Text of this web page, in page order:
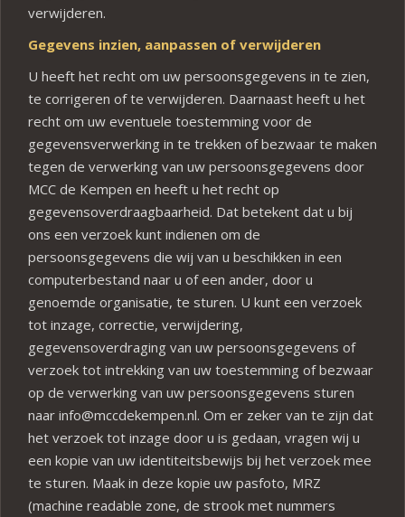
verwijderen.
Gegevens inzien, aanpassen of verwijderen
U heeft het recht om uw persoonsgegevens in te zien,
te corrigeren of te verwijderen. Daarnaast heeft u het
recht om uw eventuele toestemming voor de
gegevensverwerking in te trekken of bezwaar te maken
tegen de verwerking van uw persoonsgegevens door
MCC de Kempen en heeft u het recht op
gegevensoverdraagbaarheid. Dat betekent dat u bij
ons een verzoek kunt indienen om de
persoonsgegevens die wij van u beschikken in een
computerbestand naar u of een ander, door u
genoemde organisatie, te sturen. U kunt een verzoek
tot inzage, correctie, verwijdering,
gegevensoverdraging van uw persoonsgegevens of
verzoek tot intrekking van uw toestemming of bezwaar
op de verwerking van uw persoonsgegevens sturen
naar info@mccdekempen.nl. Om er zeker van te zijn dat
het verzoek tot inzage door u is gedaan, vragen wij u
een kopie van uw identiteitsbewijs bij het verzoek mee
te sturen. Maak in deze kopie uw pasfoto, MRZ
(machine readable zone, de strook met nummers